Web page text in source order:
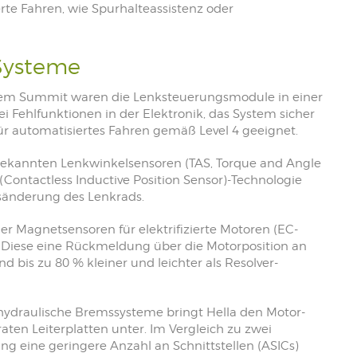
Fahren, wie Spurhalteassistenz oder
Summit waren die Lenksteuerungsmodule in einer
Fehlfunktionen in der Elektronik, das System sicher
automatisiertes Fahren gemäß Level 4 geeignet.
Lenkwinkelsensoren (TAS, Torque and Angle
Inductive Position Sensor)-Technologie
des Lenkrads.
Magnetsensoren für elektrifizierte Motoren (EC-
eine Rückmeldung über die Motorposition an
bis zu 80 % kleiner und leichter als Resolver-
Bremssysteme bringt Hella den Motor-
Leiterplatten unter. Im Vergleich zu zwei
eine geringere Anzahl an Schnittstellen (ASICs)